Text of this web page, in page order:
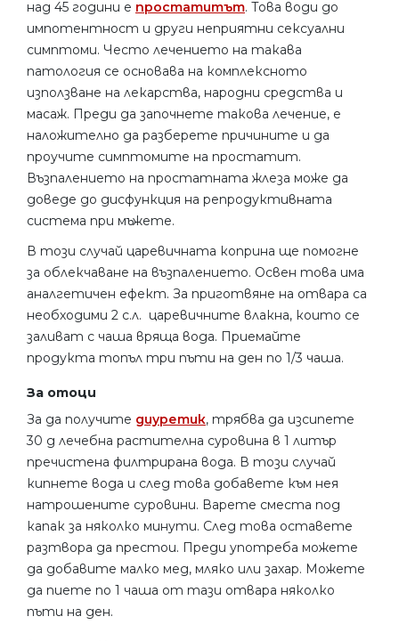
над 45 години е простатитът. Това води до
импотентност и други неприятни сексуални
симптоми. Често лечението на такава
патология се основава на комплексното
използване на лекарства, народни средства и
масаж. Преди да започнете такова лечение, е
наложително да разберете причините и да
проучите симптомите на простатит.
Възпалението на простатната жлеза може да
доведе до дисфункция на репродуктивната
система при мъжете.
В този случай царевичната коприна ще помогне
за облекчаване на възпалението. Освен това има
аналгетичен ефект. За приготвяне на отвара са
необходими 2 с.л. царевичните влакна, които се
заливат с чаша вряща вода. Приемайте
продукта топъл три пъти на ден по 1/3 чаша.
За отоци
За да получите диуретик, трябва да изсипете
30 g лечебна растителна суровина в 1 литър
пречистена филтрирана вода. В този случай
кипнете вода и след това добавете към нея
натрошените суровини. Варете сместа под
капак за няколко минути. След това оставете
разтвора да престои. Преди употреба можете
да добавите малко мед, мляко или захар. Можете
да пиете по 1 чаша от тази отвара няколко
пъти на ден.